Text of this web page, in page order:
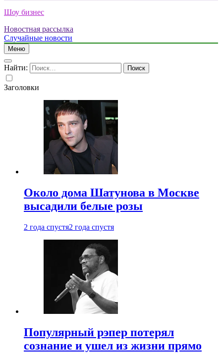
Шоу бизнес
Новостная рассылка
Случайные новости
Меню
Найти:
Заголовки
Около дома Шатунова в Москве
высадили белые розы
2 года спустя2 года спустя
Популярный рэпер потерял
сознание и ушел из жизни прямо